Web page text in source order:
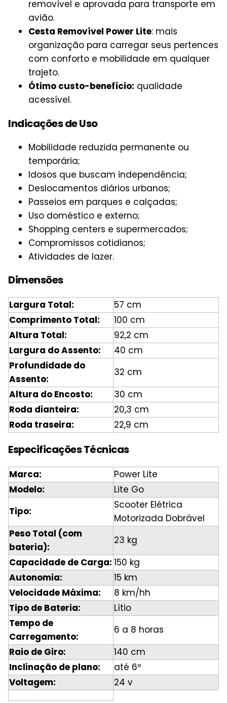
removível e aprovada para transporte em
avião.
Cesta Removível Power Lite: mais
organização para carregar seus pertences
com conforto e mobilidade em qualquer
trajeto.
Ótimo custo-benefício: qualidade
acessível.
Indicações de Uso
Mobilidade reduzida permanente ou
temporária;
Idosos que buscam independência;
Deslocamentos diários urbanos;
Passeios em parques e calçadas;
Uso doméstico e externo;
Shopping centers e supermercados;
Compromissos cotidianos;
Atividades de lazer.
Dimensões
Largura Total:
57 cm
Comprimento Total:
100 cm
Altura Total:
92,2 cm
Largura do Assento:
40 cm
Profundidade do
Assento:
32 cm
Altura do Encosto:
30 cm
Roda dianteira:
20,3 cm
Roda traseira:
22,9 cm
Especificações Técnicas
Marca:
Power Lite
Modelo:
Lite Go
Tipo:
Scooter Elétrica
Motorizada Dobrável
Peso Total (com
bateria):
23 kg
Capacidade de Carga: 150 kg
Autonomia:
15 km
Velocidade Máxima:
8 km/hh
Tipo de Bateria:
Lítio
Tempo de
Carregamento:
6 a 8 horas
Raio de Giro:
140 cm
Inclinação de plano:
até 6º
Voltagem:
24 v